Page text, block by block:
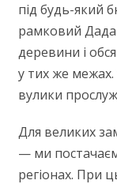
під будь-який
рамковий
деревини і
у тих же
вулики
Для великих
— ми
регіонах. При